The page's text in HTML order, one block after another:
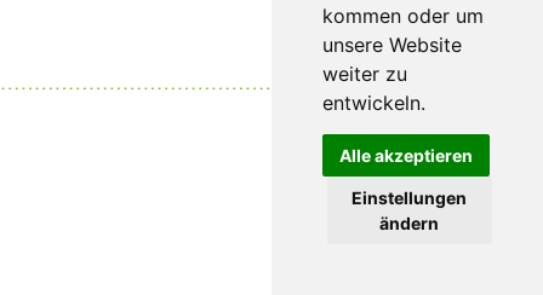
kommen oder um
unsere Website
weiter zu
entwickeln.
Alle akzeptieren
Einstellungen
ändern
Datenschutz|